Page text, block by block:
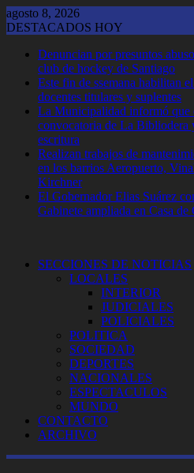
Saltar
al
agosto 8, 2026
DESTACADOS HOY
Denuncian por presuntos
club de hockey de Santiago
Este fin de ssemana habilitan
docentes titulares y suplentes
La Municipalidad informó que
convocatoria de La Bibliodera
escritura
Realizan trabajos de
en los barrios Aeropuerto,
Kirchner
El Gobernador Elias Suárez
Gabinete ampliada en Casa de
SECCIONES DE NOTICIAS
LOCALES
INTERIOR
JUDICIALES
POLICIALES
POLITICA
SOCIEDAD
DEPORTES
NACIONALES
ESPECTACULOS
MUNDO
CONTACTO
ARCHIVO